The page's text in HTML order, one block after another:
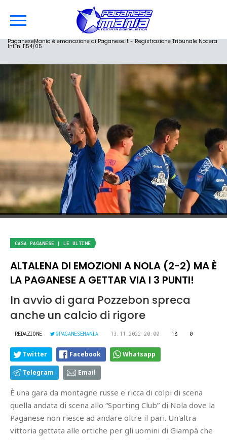
PaganeseMania è emanazione di Paganese.it - Registrazione Tribunale Nocera
Inf. n. 1154/05.
CASA PAGANESE | LE ULTIME
ALTALENA DI EMOZIONI A NOLA (2-2) MA È
LA PAGANESE A GETTAR VIA I 3 PUNTI!
In avvio di gara Pozzebon spreca
anche un calcio di rigore
REDAZIONE @PAGANESEMANIA 13.11.2022 20:00 18 0
Twitter Facebook Whatsapp
Telegram Email
È una gara da montagne russe e ricca di colpi di scena
quella andata di scena allo “Sporting Club” di Nola dove la
Paganese non riesce ad andare oltre il pari. Un'altra
vittoria gettata alle ortiche per gli uomini di Giampà che